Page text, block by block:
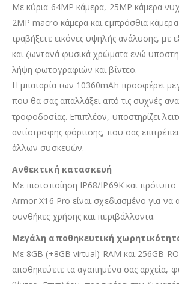
Με κύρια 64MP κάμερα, 25MP κάμερα
2MP macro κάμερα και εμπρόσθια
τραβήξετε εικόνες υψηλής ανάλυσης, με
και ζωντανά φυσικά χρώματα ενώ
λήψη φωτογραφιών και βίντεο.
Η μπαταρία των 10360mAh προσφέρει
που θα σας απαλλάξει από τις συχνές
τροφοδοσίας. Επιπλέον, υποστηρίζει
αντίστροφης φόρτισης, που σας
άλλων συσκευών.
Ανθεκτική κατασκευή
Με πιστοποίηση IP68/IP69K και
Armor X16 Pro είναι σχεδιασμένο για να
συνθήκες χρήσης και περιβάλλοντα.
Μεγάλη αποθηκευτική
Με 8GB (+8GB virtual) RAM και 256GB
αποθηκεύετε τα αγαπημένα σας αρχεία,